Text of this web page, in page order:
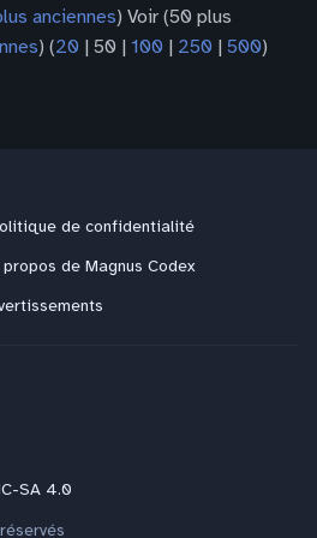
anciennes) Voir (50 plus
) (20 | 50 | 100 | 250 | 500)
de confidentialité
propos de Magnus Codex
SA 4.0